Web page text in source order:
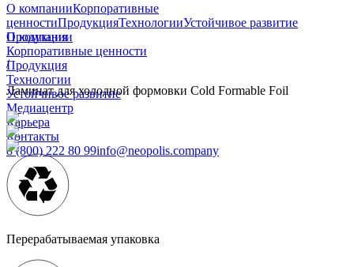
О компанииКорпоративные
ценностиПродукцияТехнологииУстойчивое развитие
О компании
Корпоративные ценности
Продукция
Технологии
Устойчивое развитие
Медиацентр
Карьера
Контакты
8 (800) 222 80 99info@neopolis.company
Продукция
/
Ламинат для холодной формовки Cold Formable Foil
Перерабатываемая упаковка